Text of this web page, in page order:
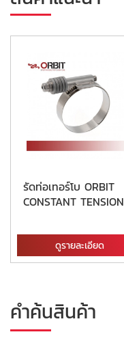
รัดท่อเทอร์โบ ORBIT
CONSTANT TENSION
ดูรายละเอียด
คำค้นสินค้า